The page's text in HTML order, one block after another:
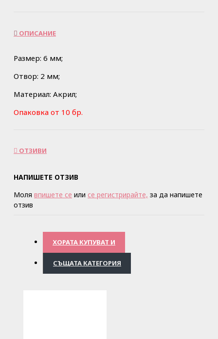
ОПИСАНИЕ
Размер: 6 мм;
Отвор: 2 мм;
Материал: Акрил;
Опаковка от 10 бр.
ОТЗИВИ
НАПИШЕТЕ ОТЗИВ
Моля впишете се или се регистрирайте, за да напишете
отзив
ХОРАТА КУПУВАТ И
СЪЩАТА КАТЕГОРИЯ